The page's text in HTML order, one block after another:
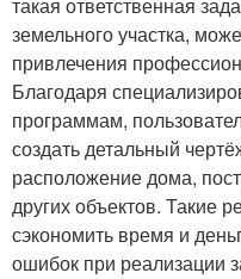
такая ответственная
земельного участка,
привлечения
Благодаря
программам,
создать детальный
расположение дома,
других объектов. Такие
сэкономить время и
ошибок при реализации